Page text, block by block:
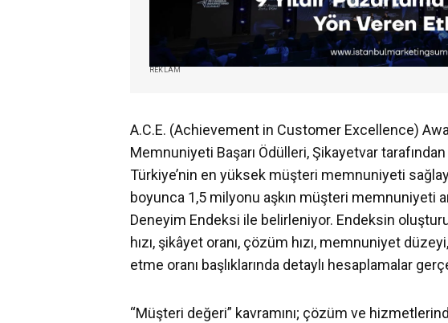
REKLAM
A.C.E. (Achievement in Customer Excellence)
Memnuniyeti Başarı Ödülleri, Şikayetvar
Türkiye’nin en yüksek müşteri memnuniyeti
boyunca 1,5 milyonu aşkın müşteri memnuniyeti
Deneyim Endeksi ile belirleniyor. Endeksin
hızı, şikâyet oranı, çözüm hızı, memnuniyet
etme oranı başlıklarında detaylı hesaplamalar
“Müşteri değeri” kavramını; çözüm ve